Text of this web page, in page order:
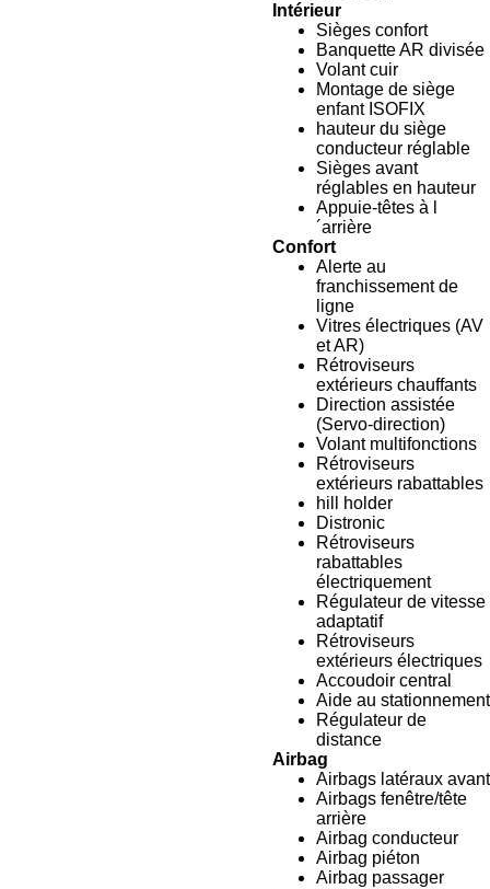
Intérieur
Sièges confort
Banquette AR divisée
Volant cuir
Montage de siège
enfant ISOFIX
hauteur du siège
conducteur réglable
Sièges avant
réglables en hauteur
Appuie-têtes à l
´arrière
Confort
Alerte au
franchissement de
ligne
Vitres électriques (AV
et AR)
Rétroviseurs
extérieurs chauffants
Direction assistée
(Servo-direction)
Volant multifonctions
Rétroviseurs
extérieurs rabattables
hill holder
Distronic
Rétroviseurs
rabattables
électriquement
Régulateur de vitesse
adaptatif
Rétroviseurs
extérieurs électriques
Accoudoir central
Aide au stationnement
Régulateur de
distance
Airbag
Airbags latéraux avant
Airbags fenêtre/tête
arrière
Airbag conducteur
Airbag piéton
Airbag passager